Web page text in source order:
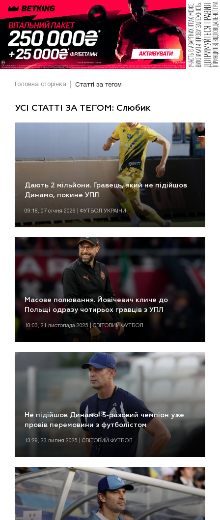
Головна сторінка Статті за тегом
УСІ СТАТТІ ЗА ТЕГОМ: Слюбик
Дають 2 мільйони. Гравець, який не підійшов
Динамо, покине УПЛ
09:18, 07 січня 2026 | ФУТБОЛ УКРАЇНИ
Масове полювання. Йовічевич кличе до
Польщі одразу чотирьох гравців з УПЛ
10:03, 21 листопада 2025 | СВІТОВИЙ ФУТБОЛ
Не підійшов Динамо! 5-разовий чемпіон уже
провів перемовини з футболістом
13:29, 23 липня 2025 | СВІТОВИЙ ФУТБОЛ